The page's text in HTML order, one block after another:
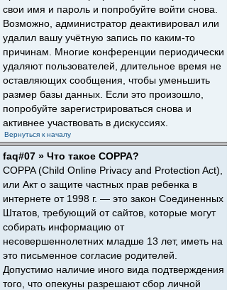
свои имя и пароль и попробуйте войти снова.
Возможно, администратор деактивировал или
удалил вашу учётную запись по каким-то
причинам. Многие конференции периодически
удаляют пользователей, длительное время не
оставляющих сообщения, чтобы уменьшить
размер базы данных. Если это произошло,
попробуйте зарегистрироваться снова и
активнее участвовать в дискуссиях.
Вернуться к началу
faq#07 » Что такое COPPA?
COPPA (Child Online Privacy and Protection Act),
или Акт о защите частных прав ребенка в
интернете от 1998 г. — это закон Соединенных
Штатов, требующий от сайтов, которые могут
собирать информацию от
несовершеннолетних младше 13 лет, иметь на
это письменное согласие родителей.
Допустимо наличие иного вида подтверждения
того, что опекуны разрешают сбор личной